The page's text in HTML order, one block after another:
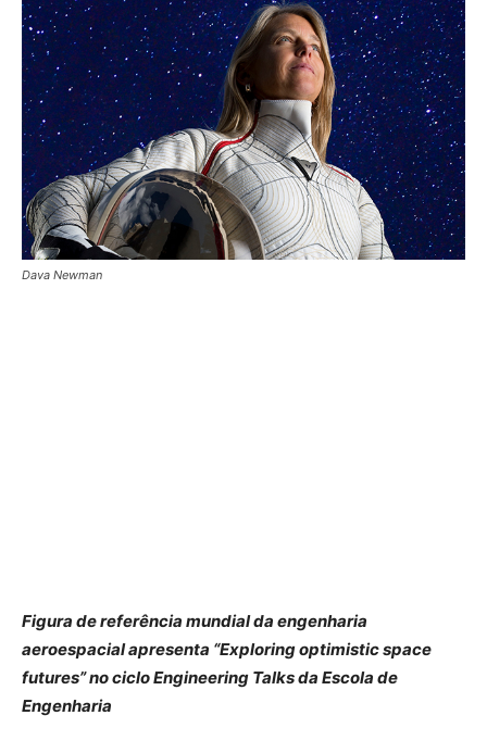
Dava Newman
Figura de referência mundial da engenharia
aeroespacial apresenta “Exploring optimistic space
futures” no ciclo Engineering Talks da Escola de
Engenharia